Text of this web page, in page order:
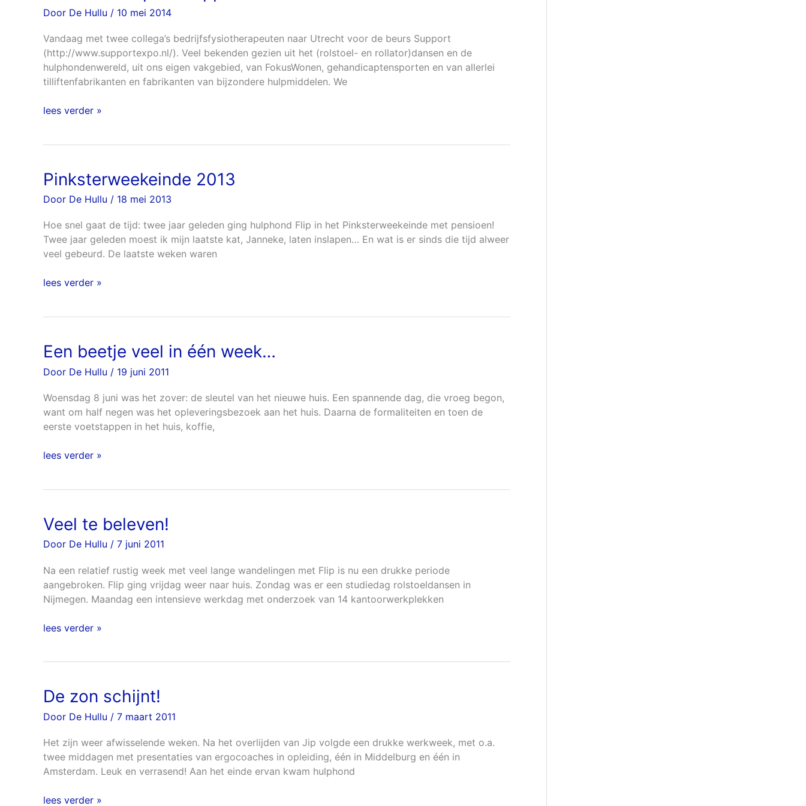
Door De Hullu / 10 mei 2014
Vandaag met twee collega’s bedrijfsfysiotherapeuten naar Utrecht voor de beurs Support
(http://www.supportexpo.nl/). Veel bekenden gezien uit het (rolstoel- en rollator)dansen en de
hulphondenwereld, uit ons eigen vakgebied, van FokusWonen, gehandicaptensporten en van allerlei
tilliftenfabrikanten en fabrikanten van bijzondere hulpmiddelen. We
de
Support-
beurs
lees verder »
Pinksterweekeinde 2013
Door De Hullu / 18 mei 2013
Hoe snel gaat de tijd: twee jaar geleden ging hulphond Flip in het Pinksterweekeinde met pensioen!
Twee jaar geleden moest ik mijn laatste kat, Janneke, laten inslapen… En wat is er sinds die tijd alweer
veel gebeurd. De laatste weken waren
Pinksterweekeinde
lees verder »
Een beetje veel in één week…
Door De Hullu / 19 juni 2011
Woensdag 8 juni was het zover: de sleutel van het nieuwe huis. Een spannende dag, die vroeg begon,
want om half negen was het opleveringsbezoek aan het huis. Daarna de formaliteiten en toen de
eerste voetstappen in het huis, koffie,
Een
veel
in
lees verder »
Veel te beleven!
Door De Hullu / 7 juni 2011
Na een relatief rustig week met veel lange wandelingen met Flip is nu een drukke periode
aangebroken. Flip ging vrijdag weer naar huis. Zondag was er een studiedag rolstoeldansen in
Nijmegen. Maandag een intensieve werkdag met onderzoek van 14 kantoorwerkplekken
Veel
beleven!
lees verder »
De zon schijnt!
Door De Hullu / 7 maart 2011
Het zijn weer afwisselende weken. Na het overlijden van Jip volgde een drukke werkweek, met o.a.
twee middagen met presentaties van ergocoaches in opleiding, één in Middelburg en één in
Amsterdam. Leuk en verrasend! Aan het einde ervan kwam hulphond
De
schijnt!
lees verder »